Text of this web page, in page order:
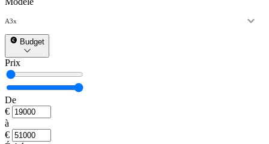
A3x
Budget
Prix
De
€
à
€